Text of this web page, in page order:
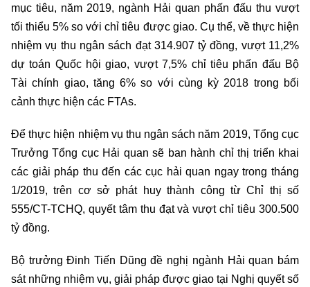
mục tiêu, năm 2019, ngành Hải quan phấn đấu thu vượt
tối thiểu 5% so với chỉ tiêu được giao. Cụ thể, về thực hiện
nhiệm vụ thu ngân sách đạt 314.907 tỷ đồng, vượt 11,2%
dự toán Quốc hội giao, vượt 7,5% chỉ tiêu phấn đấu Bộ
Tài chính giao, tăng 6% so với cùng kỳ 2018 trong bối
cảnh thực hiện các FTAs.
Để thực hiện nhiệm vụ thu ngân sách năm 2019, Tổng cục
Trưởng Tổng cục Hải quan sẽ ban hành chỉ thị triển khai
các giải pháp thu đến các cục hải quan ngay trong tháng
1/2019, trên cơ sở phát huy thành công từ Chỉ thị số
555/CT-TCHQ, quyết tâm thu đạt và vượt chỉ tiêu 300.500
tỷ đồng.
Bộ trưởng Đinh Tiến Dũng đề nghị ngành Hải quan bám
sát những nhiệm vụ, giải pháp được giao tại Nghị quyết số